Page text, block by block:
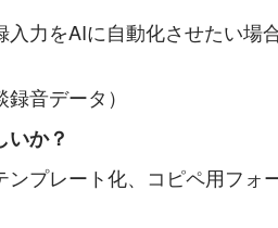
入力をAIに自動化させたい
録音データ）
か？
ンプレート化、コピペ用フォ